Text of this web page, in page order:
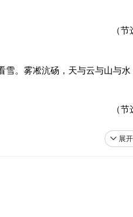
（
雪。雾凇沆砀，天与云与山与水
（
展